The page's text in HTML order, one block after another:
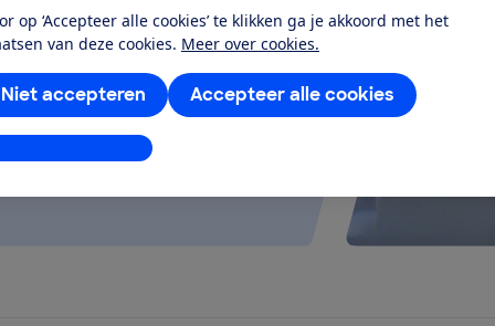
op ‘Accepteer alle cookies’ te klikken ga je akkoord met het
van deze cookies. Meer over cookies.
Accepteer alle cookies
Niet accepteren
aanpassen
je ver fietsen op een
kijken of de e-bike op rolletjes